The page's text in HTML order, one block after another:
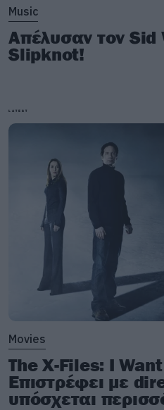
Music
Απέλυσαν τον Sid
Slipknot!
LATEST
Movies
The X-Files: I
Επιστρέφει με
υπόσχεται